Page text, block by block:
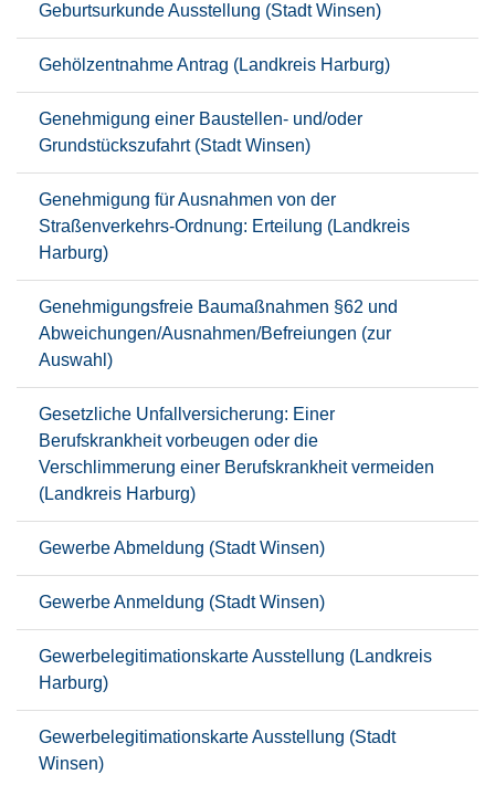
Geburtsurkunde Ausstellung (Stadt Winsen)
Gehölzentnahme Antrag (Landkreis Harburg)
Genehmigung einer Baustellen- und/oder
Grundstückszufahrt (Stadt Winsen)
Genehmigung für Ausnahmen von der
Straßenverkehrs-Ordnung: Erteilung (Landkreis
Harburg)
Genehmigungsfreie Baumaßnahmen §62 und
Abweichungen/Ausnahmen/Befreiungen (zur
Auswahl)
Gesetzliche Unfallversicherung: Einer
Berufskrankheit vorbeugen oder die
Verschlimmerung einer Berufskrankheit vermeiden
(Landkreis Harburg)
Gewerbe Abmeldung (Stadt Winsen)
Gewerbe Anmeldung (Stadt Winsen)
Gewerbelegitimationskarte Ausstellung (Landkreis
Harburg)
Gewerbelegitimationskarte Ausstellung (Stadt
Winsen)